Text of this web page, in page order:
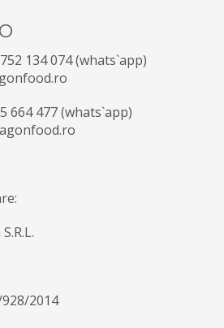
134074(whats`app)
664 477 (whats`app)
928/2014